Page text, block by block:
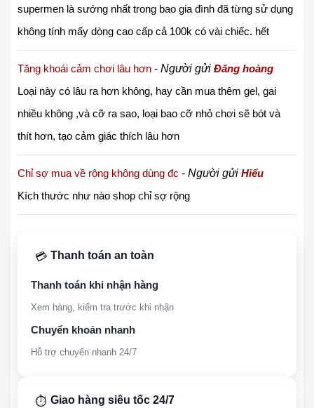
supermen là sướng nhất trong bao gia đình đã từng sử dụng
không tính mấy dòng cao cấp cả 100k có vài chiếc. hết
Tăng khoái cảm chơi lâu hơn - Người gửi Đăng hoàng
Loại này có lâu ra hơn không, hay cần mua thêm gel, gai
nhiều không ,và cỡ ra sao, loại bao cỡ nhỏ chơi sẽ bót và
thít hơn, tạo cảm giác thích lâu hơn
Chỉ sợ mua về rộng không dùng đc - Người gửi Hiểu
Kích thước như nào shop chỉ sợ rộng
💳 Thanh toán an toàn
Thanh toán khi nhận hàng
Xem hàng, kiểm tra trước khi nhận
Chuyển khoản nhanh
Hỗ trợ chuyển nhanh 24/7
⏱️ Giao hàng siêu tốc 24/7